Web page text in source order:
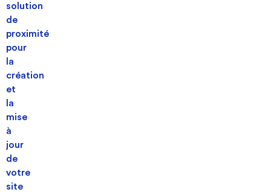
professionnels vosgiens par Europub
solution
de
proximité
pour
la
création
et
la
mise
à
jour
de
votre
site